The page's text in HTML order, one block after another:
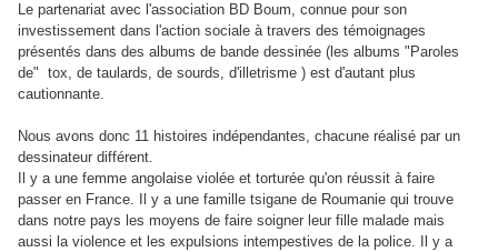
Le partenariat avec l'association BD Boum, connue pour son
investissement dans l'action sociale à travers des témoignages
présentés dans des albums de bande dessinée (les albums "Paroles
de" tox, de taulards, de sourds, d'illetrisme ) est d'autant plus
cautionnante.
Nous avons donc 11 histoires indépendantes, chacune réalisé par un
dessinateur différent.
Il y a une femme angolaise violée et torturée qu'on réussit à faire
passer en France. Il y a une famille tsigane de Roumanie qui trouve
dans notre pays les moyens de faire soigner leur fille malade mais
aussi la violence et les expulsions intempestives de la police. Il y a